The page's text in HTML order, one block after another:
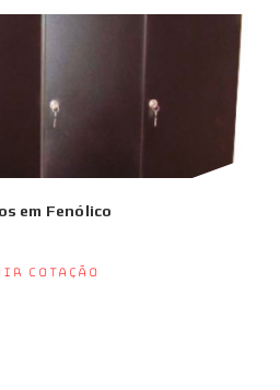
em Fenólico
Cotação